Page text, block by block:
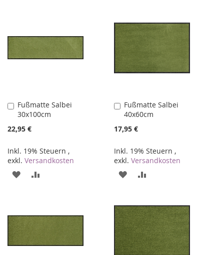
HINZUFÜGEN
HINZUFÜGEN
Fußmatte Salbei
30x100cm
22,95 €
Inkl. 19% Steuern ,
exkl. Versandkosten
In
den
Warenkorb
ZUR
Fußmatte Salbei
40x60cm
17,95 €
Inkl. 19% Steuern ,
exkl.Versandkosten
In
den
Warenkorb
ZUR
HINZUFÜGEN
HINZUFÜGEN